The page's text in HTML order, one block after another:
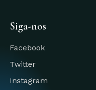
Siga-nos
Facebook
Twitter
Instagram